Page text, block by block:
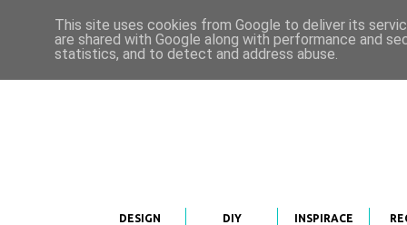
DESIGN DIY INSPIRACE
This site uses cookies from Google to deliver its
are shared with Google along with performance and
statistics, and to detect and address abuse.